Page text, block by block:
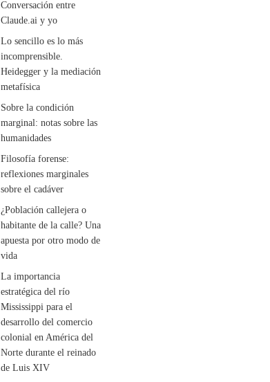
Conversación entre
Claude.ai y yo
Lo sencillo es lo más
incomprensible.
Heidegger y la mediación
metafísica
Sobre la condición
marginal: notas sobre las
humanidades
Filosofía forense:
reflexiones marginales
sobre el cadáver
¿Población callejera o
habitante de la calle? Una
apuesta por otro modo de
vida
La importancia
estratégica del río
Mississippi para el
desarrollo del comercio
colonial en América del
Norte durante el reinado
de Luis XIV